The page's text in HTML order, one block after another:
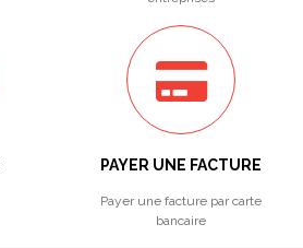
PAYER UNE FACTURE
Payer une facture par carte
bancaire